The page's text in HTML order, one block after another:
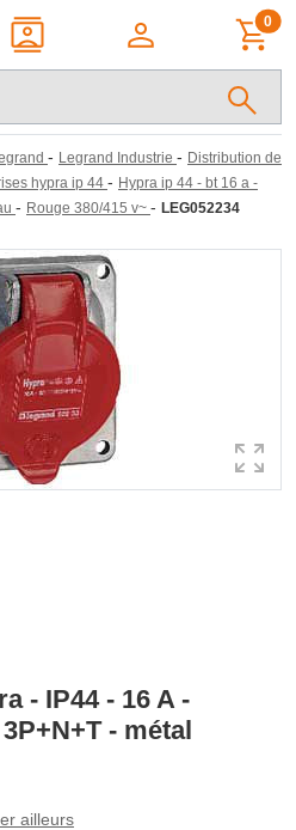
0
- Legrand Industrie - Distribution de
hypra ip 44 - Hypra ip 44 - bt 16 a -
- Rouge 380/415 v~ - LEG052234
- IP44 - 16 A -
- métal
ailleurs